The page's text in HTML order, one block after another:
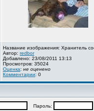
Название изображения: Хранитель
Автор: redbor
Добавлено: 23/08/2011 13:13
Просмотров: 35024
Оценка: не оценено
Комментарии: 0
Пароль: